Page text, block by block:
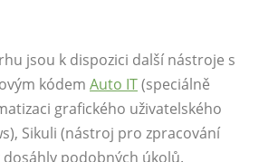
jsou k dispozici další nástroje s
kódem Auto IT(speciálně
grafického uživatelského
Sikuli (nástroj pro zpracování
podobných úkolů.